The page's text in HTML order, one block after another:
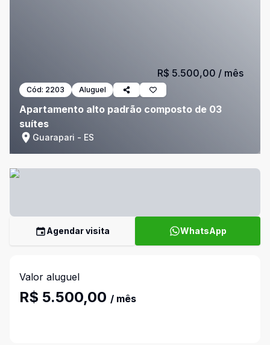
Cód: 2203 Aluguel
Apartamento alto padrão composto de 03
suítes
Guarapari - ES
R$ 5.500,00 / mês
Agendar visita WhatsApp
Valor aluguel
R$ 5.500,00 / mês